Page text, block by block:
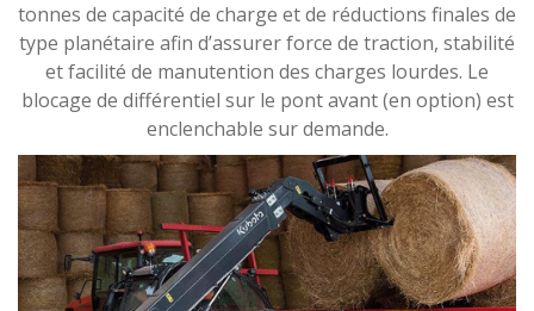
tonnes de capacité de charge et de réductions finales de
type planétaire afin d’assurer force de traction, stabilité
et facilité de manutention des charges lourdes. Le
blocage de différentiel sur le pont avant (en option) est
enclenchable sur demande.